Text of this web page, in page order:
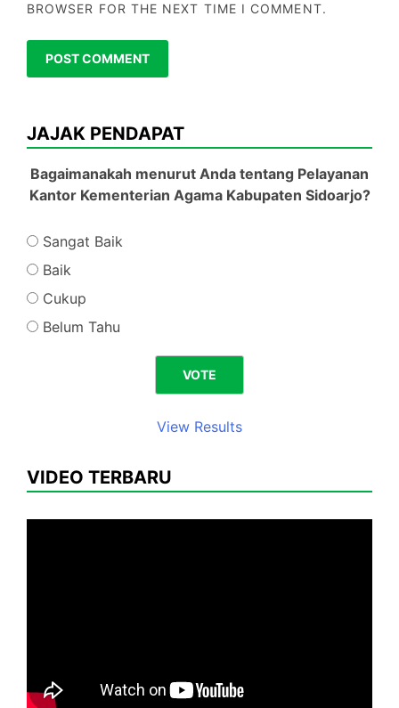
BROWSER FOR THE NEXT TIME I COMMENT.
JAJAK PENDAPAT
Bagaimanakah menurut Anda tentang Pelayanan
Kantor Kementerian Agama Kabupaten Sidoarjo?
Sangat Baik
Baik
Cukup
Belum Tahu
View Results
VIDEO TERBARU